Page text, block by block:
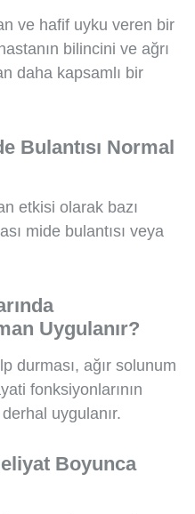
ve hafif uyku veren bir
bilincini ve ağrı
daha kapsamlı bir
Bulantısı Normal
etkisi olarak bazı
mide bulantısı veya
Uygulanır?
durması, ağır solunum
fonksiyonlarının
uygulanır.
Boyunca